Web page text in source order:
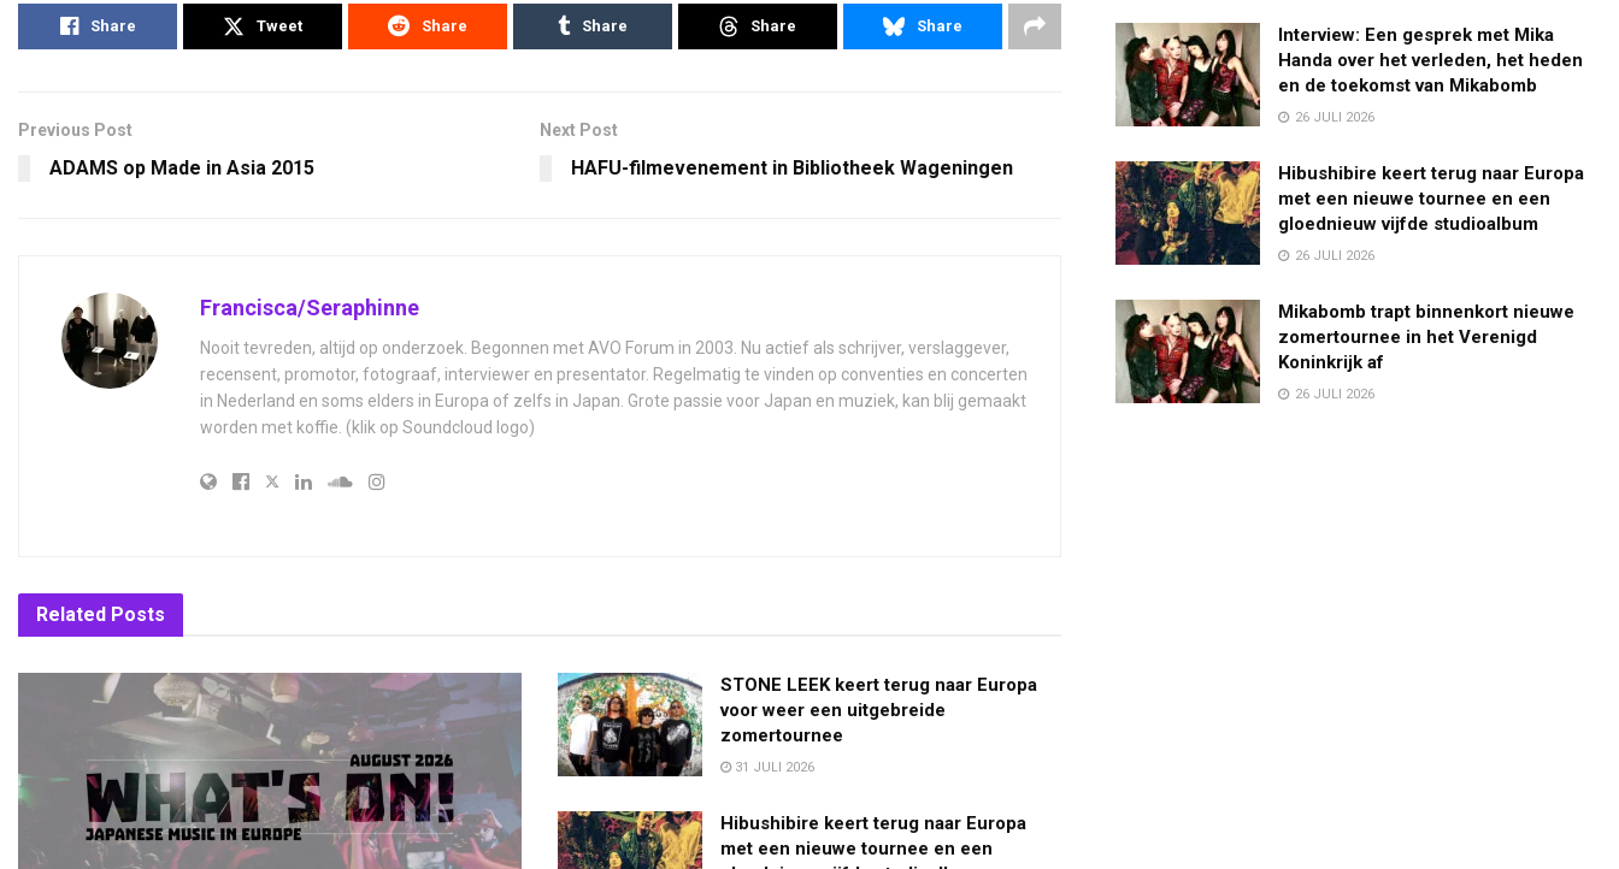
Share Tweet Share Share Share Share
Previous Post
ADAMS op Made in Asia 2015
Next Post
HAFU-filmevenement in Bibliotheek Wageningen
Francisca/Seraphinne
Nooit tevreden, altijd op onderzoek. Begonnen met AVO Forum in 2003. Nu actief als schrijver, verslaggever,
recensent, promotor, fotograaf, interviewer en presentator. Regelmatig te vinden op conventies en concerten
in Nederland en soms elders in Europa of zelfs in Japan. Grote passie voor Japan en muziek, kan blij gemaakt
worden met koffie. (klik op Soundcloud logo)
Related Posts
STONE LEEK keert terug naar Europa
voor weer een uitgebreide
zomertournee
31 JULI 2026
Hibushibire keert terug naar Europa
met een nieuwe tournee en een
Interview: Een gesprek met Mika
Handa over het verleden, het heden
en de toekomst van Mikabomb
26 JULI 2026
Hibushibire keert terug naar Europa
met een nieuwe tournee en een
gloednieuw vijfde studioalbum
26 JULI 2026
Mikabomb trapt binnenkort nieuwe
zomertournee in het Verenigd
Koninkrijk af
26 JULI 2026